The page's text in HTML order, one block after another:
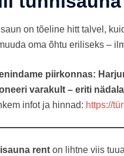
on tõeline hitt talvel,
oma õhtu eriliseks –
piirkonnas:
varakult – eriti
infot ja hinnad: https://
rent on lihtne viis